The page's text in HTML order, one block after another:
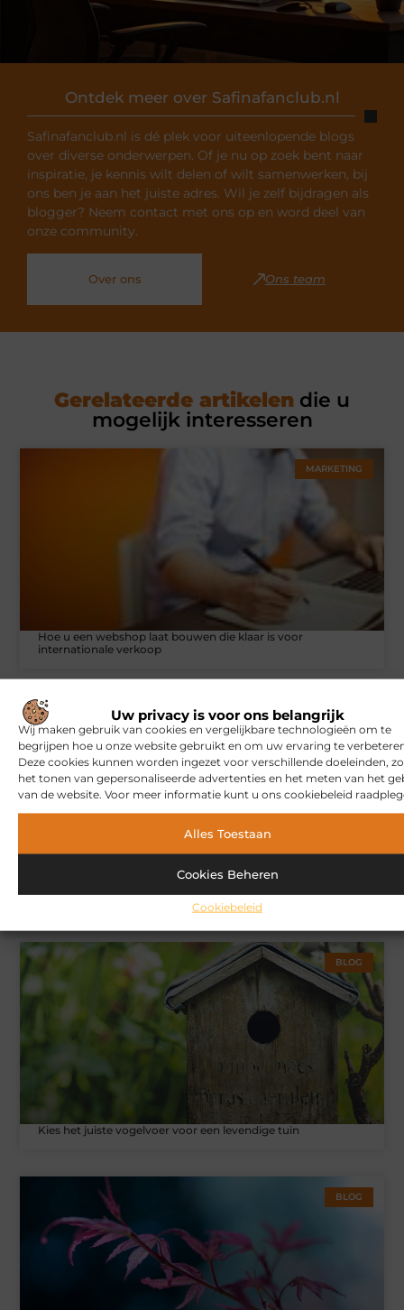
Uw privacy is voor ons belangrijk
Wij maken gebruik van cookies en vergelijkbare technologieën om te
begrijpen hoe u onze website gebruikt en om uw ervaring te
Deze cookies kunnen worden ingezet voor verschillende doeleinden,
het tonen van gepersonaliseerde advertenties en het meten van het
van de website. Voor meer informatie kunt u ons cookiebeleid
Alles Toestaan
Cookies Beheren
Cookiebeleid
Ontdek meer over Safinafanclub.nl
Safinafanclub.nl is dé plek voor uiteenlopende blogs
over diverse onderwerpen. Of je nu op zoek bent naar
inspiratie, je kennis wilt delen of wilt samenwerken, bij
ons ben je aan het juiste adres. Wil je zelf bijdragen als
blogger? Neem contact met ons op en word deel van
onze community.
Over ons Ons team
Gerelateerde artikelen die u
mogelijk interesseren
MARKETING
Hoe u een webshop laat bouwen die klaar is voor
internationale verkoop
WONINGEN
Woonwijken die tegelijk verouderen: zo bereidt uw VvE zich
voor op wat komt
BLOG
Kies het juiste vogelvoer voor een levendige tuin
BLOG